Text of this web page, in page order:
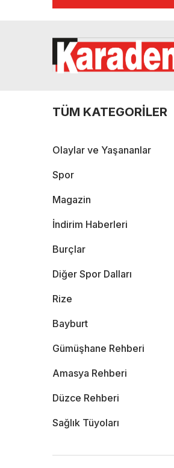
TÜM KATEGORİLER
Olaylar ve Yaşananlar
Spor
Magazin
İndirim Haberleri
Burçlar
Diğer Spor Dalları
Rize
Bayburt
Gümüşhane Rehberi
Amasya Rehberi
Düzce Rehberi
Sağlık Tüyoları